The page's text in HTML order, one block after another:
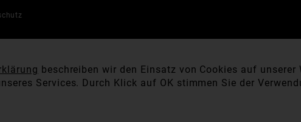
beschreiben wir den Einsatz von Cookies auf unserer
Services. Durch Klick auf OK stimmen Sie der